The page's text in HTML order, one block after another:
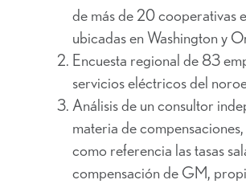
de más de 20 cooperativas
ubicadas en Washington y
Encuesta regional de 83
servicios eléctricos del
Análisis de un consultor
materia de
como referencia las tasas
compensación de GM,